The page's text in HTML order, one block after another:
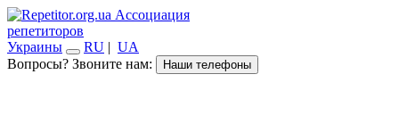
Ассоциация
репетиторов
Украины
RU | UA
Вопросы? Звоните нам:
Наши телефоны